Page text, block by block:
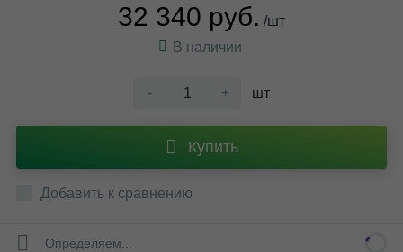
32 340 руб. /шт
В наличии
- + шт
Купить
Добавить к сравнению
Определяем...